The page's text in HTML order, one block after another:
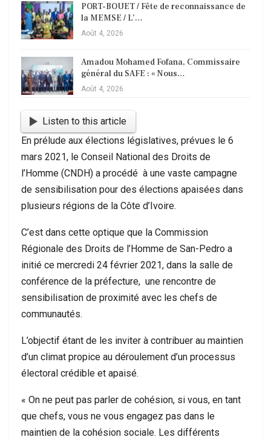
PORT-BOUET / Fête de reconnaissance de
la MEMSE / L’…
Août 4, 2026
Amadou Mohamed Fofana, Commissaire
général du SAFE : « Nous…
Août 4, 2026
Listen to this article
En prélude aux élections législatives, prévues le 6
mars 2021, le Conseil National des Droits de
l’Homme (CNDH) a procédé à une vaste campagne
de sensibilisation pour des élections apaisées dans
plusieurs régions de la Côte d’Ivoire.
C’est dans cette optique que la Commission
Régionale des Droits de l’Homme de San-Pedro a
initié ce mercredi 24 février 2021, dans la salle de
conférence de la préfecture, une rencontre de
sensibilisation de proximité avec les chefs de
communautés.
L’objectif étant de les inviter à contribuer au maintien
d’un climat propice au déroulement d’un processus
électoral crédible et apaisé.
« On ne peut pas parler de cohésion, si vous, en tant
que chefs, vous ne vous engagez pas dans le
maintien de la cohésion sociale. Les différents